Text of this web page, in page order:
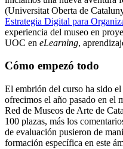
(Universitat Oberta de
Estrategia Digital para
experiencia del museo en
UOC en eLearning,
Cómo empezó todo
El embrión del curso ha sido el
ofrecimos el año pasado en el
Red de Museos de Arte de
100 plazas, más los
de evaluación pusieron de
formación específica en este